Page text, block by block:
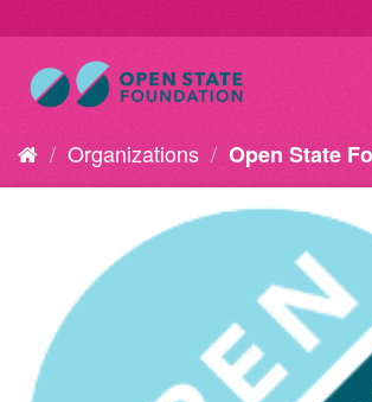
Organizations Open State